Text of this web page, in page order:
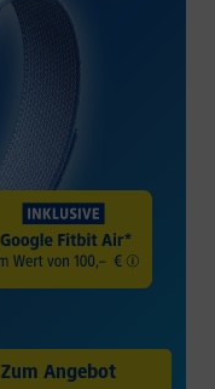
Zum Angebot